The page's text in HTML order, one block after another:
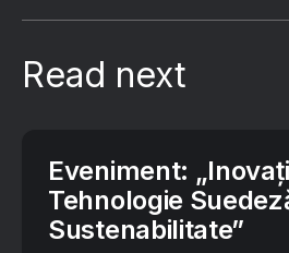
Read next
Eveniment:
Tehnologie
Sustenabilitate”